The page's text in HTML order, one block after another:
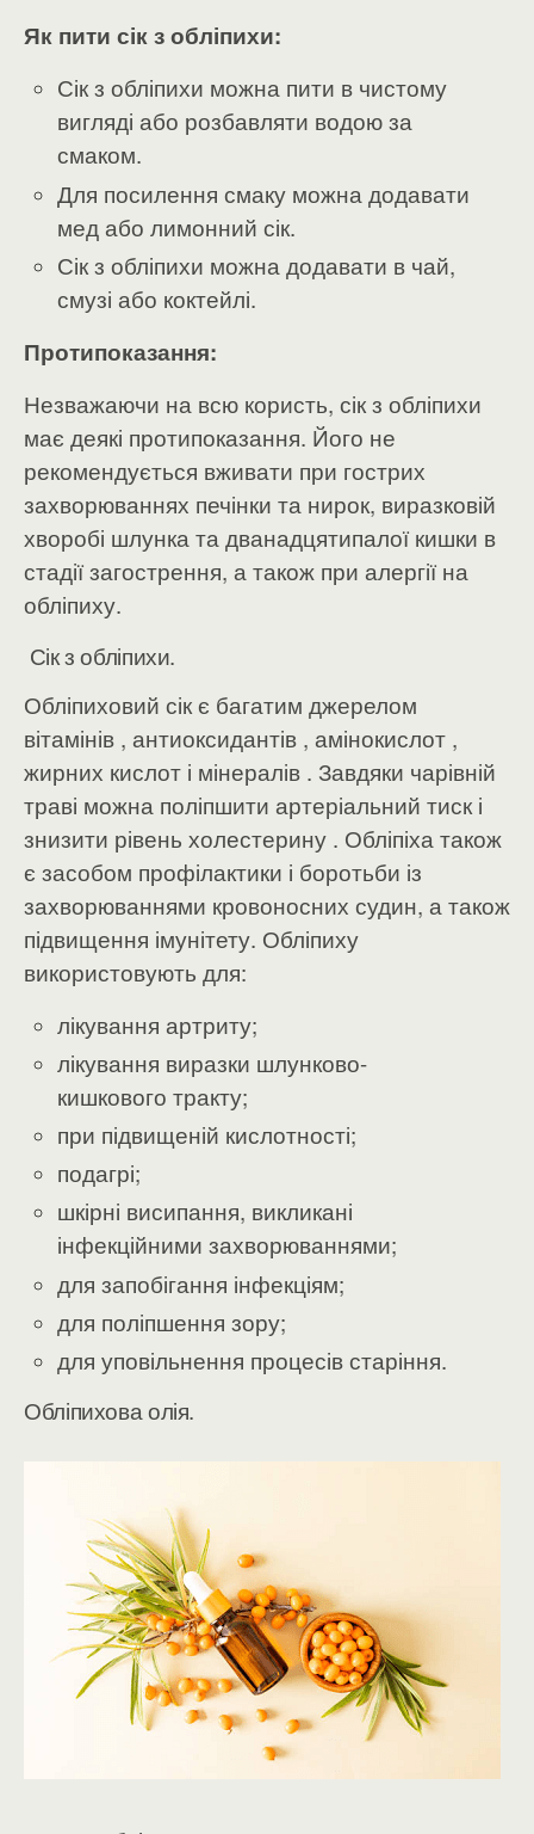
Як пити сік з обліпихи:
Сік з обліпихи можна пити в чистому
вигляді або розбавляти водою за
смаком.
Для посилення смаку можна додавати
мед або лимонний сік.
Сік з обліпихи можна додавати в чай,
смузі або коктейлі.
Протипоказання:
Незважаючи на всю користь, сік з обліпихи
має деякі протипоказання. Його не
рекомендується вживати при гострих
захворюваннях печінки та нирок, виразковій
хворобі шлунка та дванадцятипалої кишки в
стадії загострення, а також при алергії на
обліпиху.
Сік з обліпихи.
Обліпиховий сік є багатим джерелом
вітамінів , антиоксидантів , амінокислот ,
жирних кислот і мінералів . Завдяки чарівній
траві можна поліпшити артеріальний тиск і
знизити рівень холестерину . Обліпіха також
є засобом профілактики і боротьби із
захворюваннями кровоносних судин, а також
підвищення імунітету. Обліпиху
використовують для:
лікування артриту;
лікування виразки шлунково-
кишкового тракту;
при підвищеній кислотності;
подагрі;
шкірні висипання, викликані
інфекційними захворюваннями;
для запобігання інфекціям;
для поліпшення зору;
для уповільнення процесів старіння.
Обліпихова олія.